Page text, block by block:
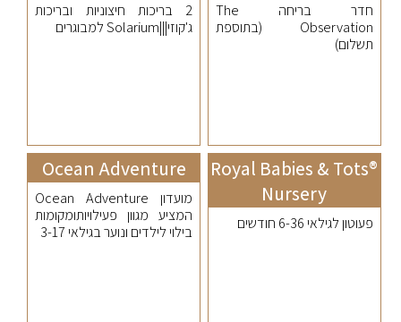
חדר בריחה The
Observation (בתוספת
תשלום)
2 בריכות חיצוניות ובריכות
ג'קוזי|||Solarium למבוגרים
Royal Babies & Tots®
Nursery
פעוטון לגילאי 6-36 חודשים
Ocean Adventure
מועדון Ocean Adventure
המציע מגוון פעילויותומקומות
בילוי לילדים ונוער בגילאי 3-17